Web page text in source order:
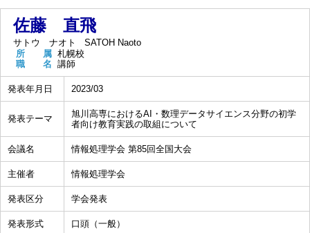
佐藤 直飛
サトウ ナオト
SATOH Naoto
所 属 札幌校
職 名 講師
発表年月日 2023/03
発表テーマ
旭川高専におけるAI・数理データサイエンス分野の初学
者向け教育実践の取組について
会議名 情報処理学会 第85回全国大会
主催者 情報処理学会
発表区分 学会発表
発表形式 口頭（一般）